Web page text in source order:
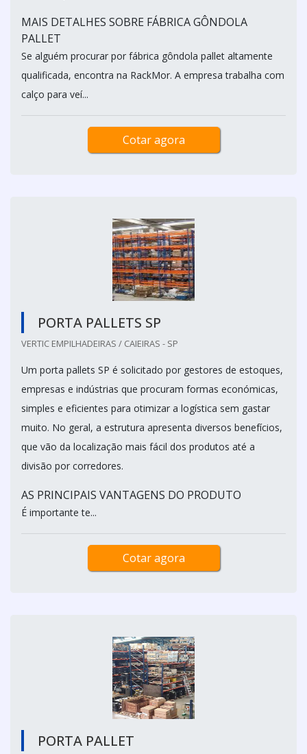
MAIS DETALHES SOBRE FÁBRICA GÔNDOLA
PALLET
Se alguém procurar por fábrica gôndola pallet altamente
qualificada, encontra na RackMor. A empresa trabalha com
calço para veí...
Cotar agora
PORTA PALLETS SP
VERTIC EMPILHADEIRAS / CAIEIRAS - SP
Um porta pallets SP é solicitado por gestores de estoques,
empresas e indústrias que procuram formas económicas,
simples e eficientes para otimizar a logística sem gastar
muito. No geral, a estrutura apresenta diversos benefícios,
que vão da localização mais fácil dos produtos até a
divisão por corredores.
AS PRINCIPAIS VANTAGENS DO PRODUTO
É importante te...
Cotar agora
PORTA PALLET